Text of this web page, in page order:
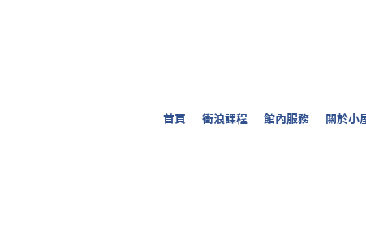
首頁 衝浪課程 館內服務 關於小